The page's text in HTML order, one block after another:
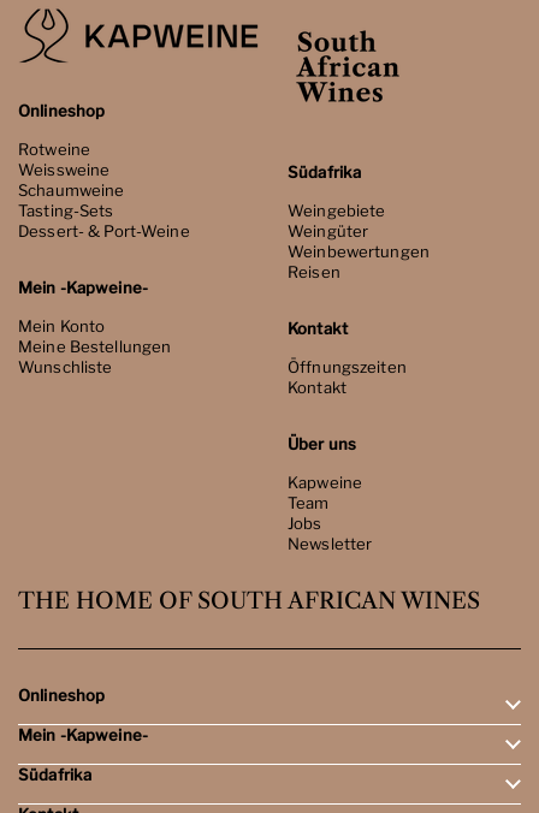
Onlineshop
Rotweine
Weissweine
Schaumweine
Tasting-Sets
Dessert- & Port-Weine
Mein -Kapweine-
Mein Konto
Meine Bestellungen
Wunschliste
Südafrika
Weingebiete
Weingüter
Weinbewertungen
Reisen
Kontakt
Öffnungszeiten
Kontakt
Über uns
Kapweine
Team
Jobs
Newsletter
THE HOME OF SOUTH AFRICAN WINES
Onlineshop
Rotweine
Weissweine
Schaumweine
Tasting-Sets
Mein -Kapweine-
Mein Konto
Meine Bestellungen
Südafrika